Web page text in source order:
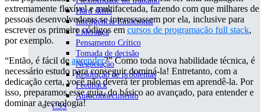
Hard skills
Inteligência Emocional
Liderança
Pensamento Crítico
Tomada de decisão
Negociação
Resolução de problemas
Feedback
Autoconhecimento
CSS
extremamente flexível e multifacetada, fazendo com que milhares de
pessoas desenvolvedoras se interessassem por ela, inclusive para
escrever os primeiro códigos em cursos de programação full stack,
por exemplo.
“Então, é fácil de aprender?” Como toda nova habilidade técnica, é
necessário estudo para conseguir dominá-la! Entretanto, com a
dedicação certa, você não deverá ter problemas em aprendê-la. Por
isso, preparamos esse guia, do básico ao avançado, para entender e
dominar a tecnologia!